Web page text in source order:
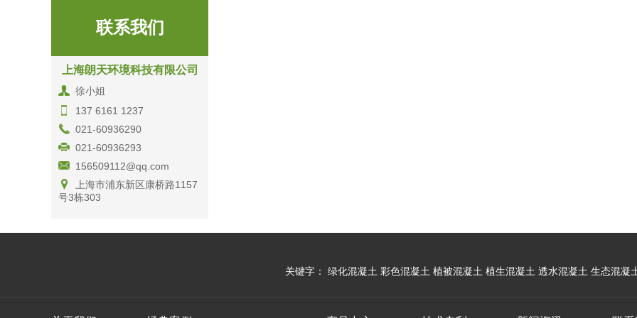
联系我们
上海朗天环境科技有限公司
徐小姐
137 6161 1237
021-60936290
021-60936293
156509112@qq.com
上海市浦东新区康桥路1157
号3栋303
关键字： 绿化混凝土 彩色混凝土 植被混凝土 植生混凝土 透水混凝土 生态混凝